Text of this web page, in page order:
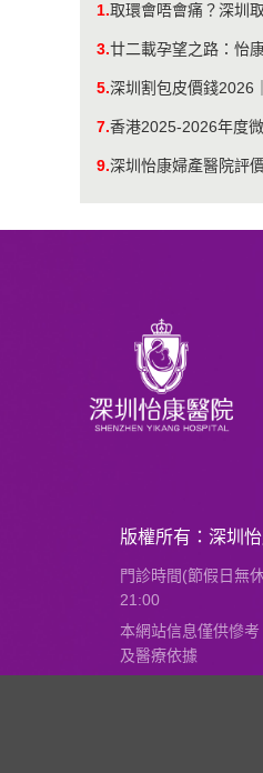
1.取環會唔會痛？深圳
3.廿二載孕望之路：怡
5.深圳割包皮價錢2026
7.香港2025-2026年度
9.深圳怡康婦產醫院評
版權所有：深圳
門診時間(節假日無
21:00
本網站信息僅供慘
及醫療依據